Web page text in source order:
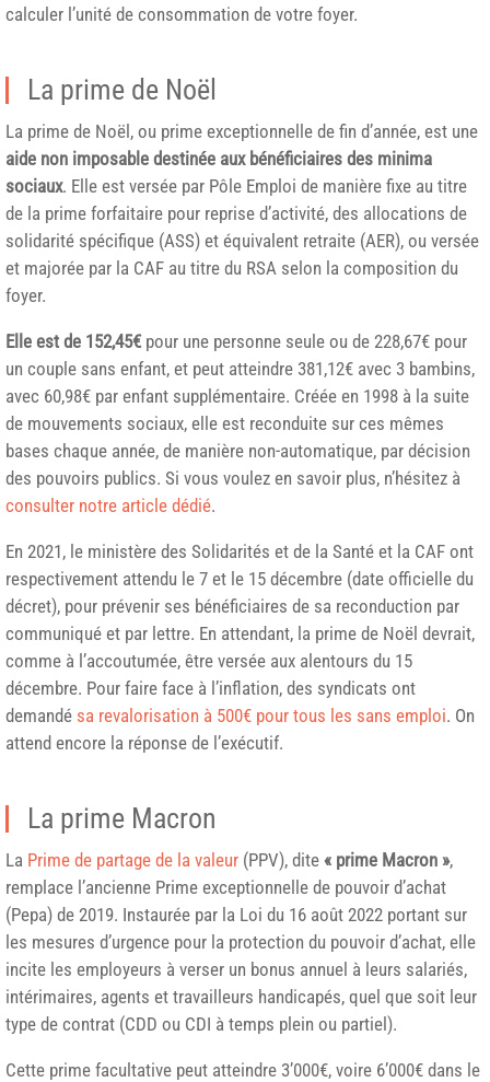
calculer l’unité de consommation de votre foyer.
La prime de Noël
La prime de Noël, ou prime exceptionnelle de fin d’année, est une
aide non imposable destinée aux bénéficiaires des minima
sociaux. Elle est versée par Pôle Emploi de manière fixe au titre
de la prime forfaitaire pour reprise d’activité, des allocations de
solidarité spécifique (ASS) et équivalent retraite (AER), ou versée
et majorée par la CAF au titre du RSA selon la composition du
foyer.
Elle est de 152,45€ pour une personne seule ou de 228,67€ pour
un couple sans enfant, et peut atteindre 381,12€ avec 3 bambins,
avec 60,98€ par enfant supplémentaire. Créée en 1998 à la suite
de mouvements sociaux, elle est reconduite sur ces mêmes
bases chaque année, de manière non-automatique, par décision
des pouvoirs publics. Si vous voulez en savoir plus, n’hésitez à
consulter notre article dédié.
En 2021, le ministère des Solidarités et de la Santé et la CAF ont
respectivement attendu le 7 et le 15 décembre (date officielle du
décret), pour prévenir ses bénéficiaires de sa reconduction par
communiqué et par lettre. En attendant, la prime de Noël devrait,
comme à l’accoutumée, être versée aux alentours du 15
décembre. Pour faire face à l’inflation, des syndicats ont
demandé sa revalorisation à 500€ pour tous les sans emploi. On
attend encore la réponse de l’exécutif.
La prime Macron
La Prime de partage de la valeur (PPV), dite « prime Macron »,
remplace l’ancienne Prime exceptionnelle de pouvoir d’achat
(Pepa) de 2019. Instaurée par la Loi du 16 août 2022 portant sur
les mesures d’urgence pour la protection du pouvoir d’achat, elle
incite les employeurs à verser un bonus annuel à leurs salariés,
intérimaires, agents et travailleurs handicapés, quel que soit leur
type de contrat (CDD ou CDI à temps plein ou partiel).
Cette prime facultative peut atteindre 3’000€, voire 6’000€ dans le